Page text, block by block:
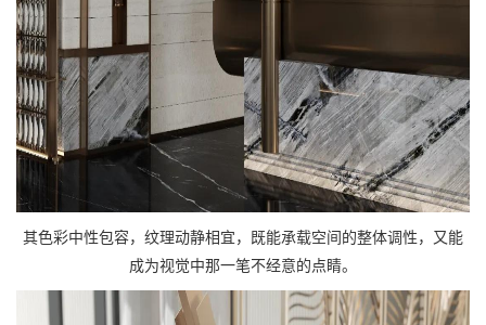
其色彩中性包容，纹理动静相宜，既能承载空间的整体调性，又能
成为视觉中那一笔不经意的点睛。